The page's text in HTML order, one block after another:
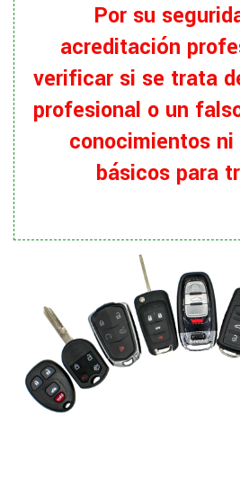
Por su
acreditación
verificar si se trata
profesional o un
conocimientos
básicos para